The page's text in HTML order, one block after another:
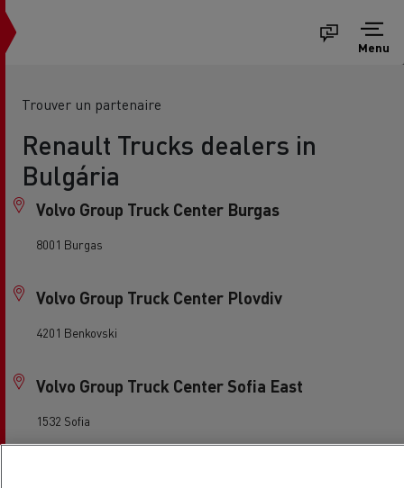
Menu
Trouver un partenaire
Renault Trucks dealers in
Bulgária
Volvo Group Truck Center Burgas
8001 Burgas
Volvo Group Truck Center Plovdiv
4201 Benkovski
Volvo Group Truck Center Sofia East
1532 Sofia